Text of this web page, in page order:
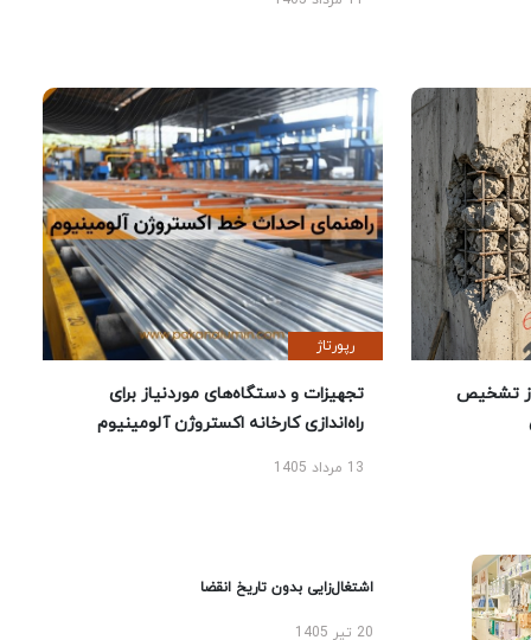
تشخیص
رپورتاژ
تجهیزات و دستگاه‌های موردنیاز برای
راه‌اندازی کارخانه اکستروژن آلومینیوم
13 مرداد 1405
اشتغال‌زایی بدون تاریخ انقضا
20 تیر 1405